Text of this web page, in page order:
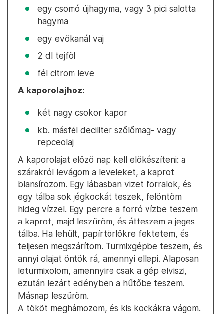
egy csomó újhagyma, vagy 3 pici salotta
hagyma
egy evőkanál vaj
2 dl tejföl
fél citrom leve
A kaporolajhoz:
két nagy csokor kapor
kb. másfél deciliter szőlőmag- vagy
repceolaj
A kaporolajat előző nap kell előkészíteni: a
szárakról levágom a leveleket, a kaprot
blansírozom. Egy lábasban vizet forralok, és
egy tálba sok jégkockát teszek, felöntöm
hideg vízzel. Egy percre a forró vízbe teszem
a kaprot, majd leszűröm, és átteszem a jeges
tálba. Ha lehűlt, papírtörlőkre fektetem, és
teljesen megszárítom. Turmixgépbe teszem, és
annyi olajat öntök rá, amennyi ellepi. Alaposan
leturmixolom, amennyire csak a gép elviszi,
ezután lezárt edényben a hűtőbe teszem.
Másnap leszűröm.
A tököt meghámozom, és kis kockákra vágom.